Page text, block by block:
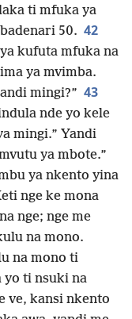
ti mfuka ya
50. 42
kufuta mfuka na
ya mvimba.
mingi?” 43
nde yo kele
mingi.” Yandi
ya mbote.”
ya nkento yina
nge ke mona
nge; nge me
na mono.
na mono ti
yo ti nsuki na
ve, kansi nkento